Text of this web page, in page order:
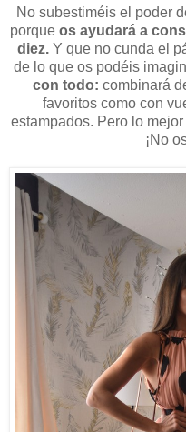
No subestiméis el poder
porque os ayudará a
diez. Y que no cunda el
de lo que os podéis
con todo: combinará
favoritos como con
estampados. Pero lo
¡No